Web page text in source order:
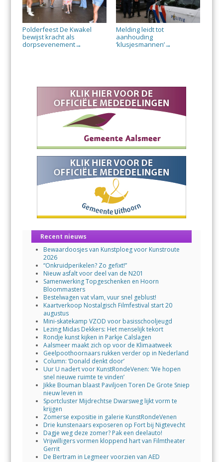
Polderfeest De Kwakel
bewijst kracht als
dorpsevenement→
Melding leidt tot
aanhouding
‘klusjesmannen’→
Recent nieuws
Bewaardoosjes van Kunstploeg voor Kunstroute
2026
“Onkruidperikelen? Zo gefixt!”
Nieuw asfalt voor deel van de N201
Samenwerking Topgeschenken en Hoorn
Bloommasters
Bestelwagen vat vlam, vuur snel geblust!
Kaartverkoop Nostalgisch Filmfestival start 20
augustus
Mini-skatekamp VZOD voor basisschooljeugd
Lezing Midas Dekkers: Het menselijk tekort
Rondje kunst kijken in Parkje Calslagen
Aalsmeer maakt zich op voor de Klimaatweek
Geelpoothoornaars rukken verder op in Nederland
Column: ‘Donald denkt door’
Uur U nadert voor KunstRondeVenen: ‘We hopen
snel nieuwe ruimte te vinden’
Jikke Bouman blaast Paviljoen Toren De Grote Sniep
nieuw leven in
Sportcluster Mijdrechtse Dwarsweg lijkt vorm te
krijgen
Zomerse expositie in galerie KunstRondeVenen
Drie kunstenaars exposeren op Fort bij Nigtevecht
Dagje weg deze zomer? Pak een deelauto!
Vrijwilligers vormen kloppend hart van Filmtheater
Gerrit
De Bertram in Legmeer voorzien van AED